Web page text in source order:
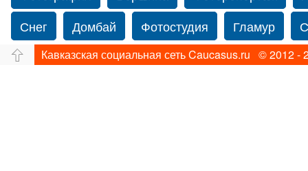
Снег
Домбай Фотостудия Гламур
Путешествие
Перевал Ущелье
Кавказская социальная сеть Caucasus.ru © 2012 -